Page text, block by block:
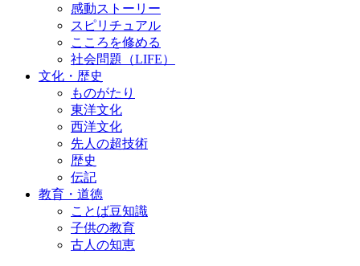
感動ストーリー
スピリチュアル
こころを修める
社会問題（LIFE）
文化・歴史
ものがたり
東洋文化
西洋文化
先人の超技術
歴史
伝記
教育・道徳
ことば豆知識
子供の教育
古人の知恵